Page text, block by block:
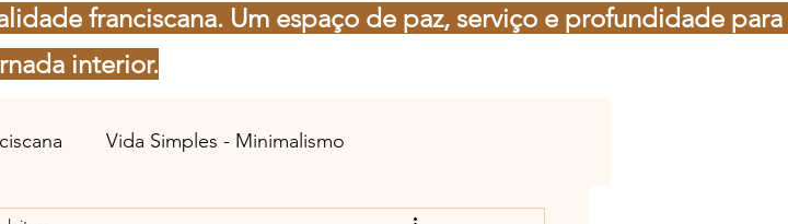
franciscana. Um espaço de paz, serviço e profundidade para
interior.
Vida Simples - Minimalismo